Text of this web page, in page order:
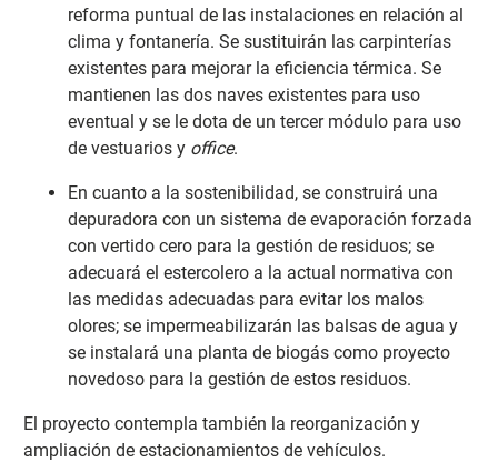
reforma puntual de las instalaciones en relación al
clima y fontanería. Se sustituirán las carpinterías
existentes para mejorar la eficiencia térmica. Se
mantienen las dos naves existentes para uso
eventual y se le dota de un tercer módulo para uso
de vestuarios y office.
En cuanto a la sostenibilidad, se construirá una
depuradora con un sistema de evaporación forzada
con vertido cero para la gestión de residuos; se
adecuará el estercolero a la actual normativa con
las medidas adecuadas para evitar los malos
olores; se impermeabilizarán las balsas de agua y
se instalará una planta de biogás como proyecto
novedoso para la gestión de estos residuos.
El proyecto contempla también la reorganización y
ampliación de estacionamientos de vehículos.